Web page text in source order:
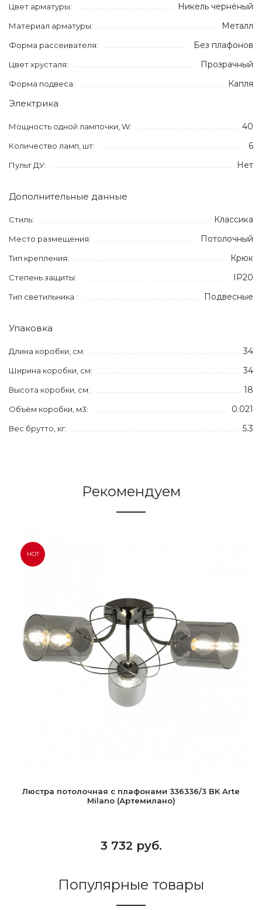
Цвет арматуры: Никель чернёный
Материал арматуры: Металл
Форма рассеивателя: Без плафонов
Цвет хрусталя: Прозрачный
Форма подвеса: Капля
Электрика
Мощность одной лампочки, W: 40
Количество ламп, шт: 6
Пульт ДУ: Нет
Дополнительные данные
Стиль: Классика
Место размещения: Потолочный
Тип крепления: Крюк
Степень защиты: IP20
Тип светильника : Подвесные
Упаковка
Длина коробки, см: 34
Ширина коробки, см: 34
Высота коробки, см: 18
Объём коробки, м3: 0.021
Вес брутто, кг: 5.3
Рекомендуем
HOT
Люстра потолочная с плафонами 336336/3 BK Arte
Milano (Артемилано)
3 732 руб.
Популярные товары